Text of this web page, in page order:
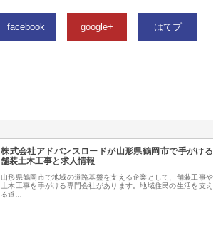
facebook google+ はてブ
株式会社アドバンスロードが山形県鶴岡市で手がける
舗装土木工事と求人情報
山形県鶴岡市で地域の道路基盤を支える企業として、舗装工事や
土木工事を手がける専門会社があります。地域住民の生活を支え
る道…